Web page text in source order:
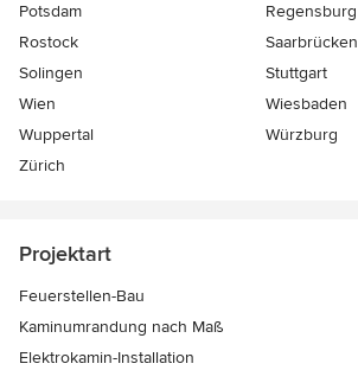
Potsdam
Regensburg
Rostock
Saarbrücken
Solingen
Stuttgart
Wien
Wiesbaden
Wuppertal
Würzburg
Zürich
Projektart
Feuerstellen-Bau
Kaminumrandung nach Maß
Elektrokamin-Installation